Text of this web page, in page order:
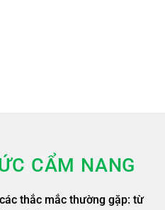
CẨM NANG
thắc mắc thường gặp: từ